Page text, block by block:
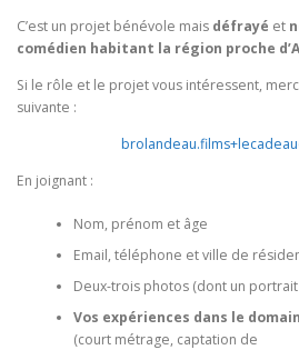
C’est un projet bénévole mais défrayé et
comédien habitant la région proche
Si le rôle et le projet vous intéressent,
suivante :
En joignant :
Nom, prénom et âge
Email, téléphone et ville de
Deux-trois photos (dont un
Vos expériences dans le
(court métrage, captation de